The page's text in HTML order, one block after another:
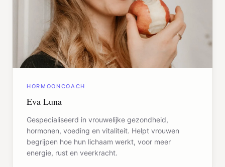
HORMOONCOACH
Eva Luna
Gespecialiseerd in vrouwelijke gezondheid,
hormonen, voeding en vitaliteit. Helpt vrouwen
begrijpen hoe hun lichaam werkt, voor meer
energie, rust en veerkracht.